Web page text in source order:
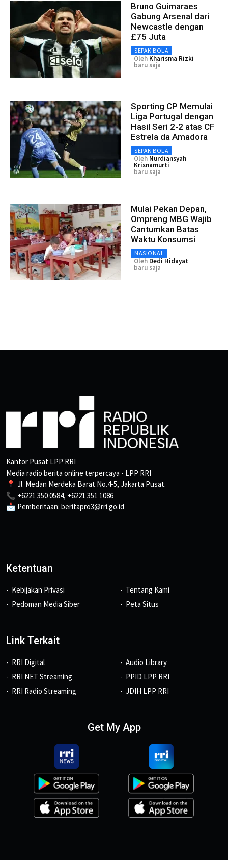
Bruno Guimaraes
Gabung Arsenal dari
Newcastle dengan
£75 Juta
SEPAK BOLA
Oleh Kharisma Rizki
baru saja
Sporting CP Memulai
Liga Portugal dengan
Hasil Seri 2-2 atas CF
Estrela da Amadora
SEPAK BOLA
Oleh Nurdiansyah
Krisnamurti
baru saja
Mulai Pekan Depan,
Ompreng MBG Wajib
Cantumkan Batas
Waktu Konsumsi
NASIONAL
Oleh Dedi Hidayat
baru saja
Kantor Pusat LPP RRI
Media radio berita online terpercaya - LPP RRI
📍 Jl. Medan Merdeka Barat No.4-5, Jakarta Pusat.
📞 +6221 350 0584, +6221 351 1086
📩 Pemberitaan: beritapro3@rri.go.id
Ketentuan
Kebijakan Privasi
Pedoman Media Siber
Tentang Kami
Peta Situs
Link Terkait
RRI Digital
RRI NET Streaming
RRI Radio Streaming
Audio Library
PPID LPP RRI
JDIH LPP RRI
Get My App